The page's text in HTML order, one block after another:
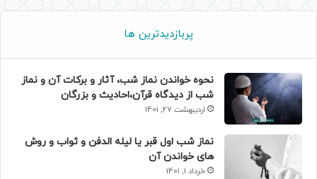
پربازدیدترین ها
نحوه خواندن نماز شب، آثار و برکات آن و نماز
شب از دیدگاه قرآن،احادیث و بزرگان
اردیبهشت 27, 1401
نماز شب اول قبر یا لیله الدفن و ثواب و روش
های خواندن آن
خرداد 1, 1401